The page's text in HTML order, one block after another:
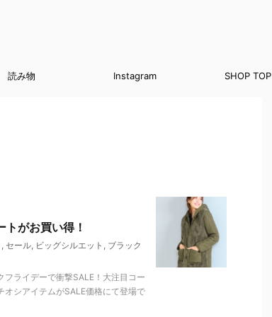
読み物 Instagram SHOP TOP
がお買い得！
, セール, ビッグシルエット , ブラック
ライデーで衝撃SALE！大注目コー
オシアイテムがSALE価格にて登場で